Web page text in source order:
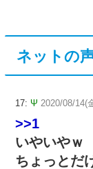
ネットの
17: Ψ 2020/08/14(
>>1
いやいやｗ
ちょっとだ